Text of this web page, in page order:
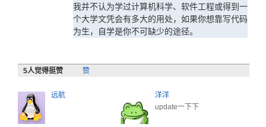
我并不认为学过计算机科学、软件工程或得到一
个大学文凭会有多大的用处，如果你想靠写代码
为生，自学是你不可缺少的途径。
5人觉得挺赞 赞
远航
洋洋
update一下下